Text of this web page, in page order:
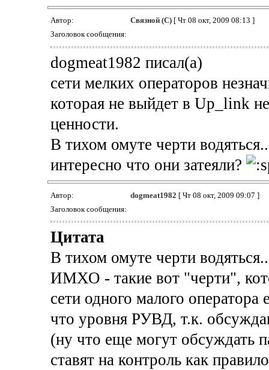
Автор: Связной (С)[ Чт 08 окт, 2009 08:13 ]
Заголовок сообщения:
dogmeat1982 писал(а)
сети мелких операторов
которая не выйдет в Up_link
ценности.
В тихом омуте черти
интересно что они затеяли?
Автор: dogmeat1982 [ Чт 08 окт, 2009 09:07 ]
Заголовок сообщения:
Цитата
В тихом омуте черти
ИМХО - такие вот "черти",
сети одного малого
что уровня РУВД, т.к.
(ну что еще могут обсуждать
ставят на контроль как